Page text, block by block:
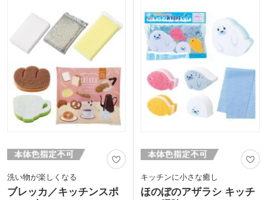
洗い物が楽しくなる
ブレッカ／キッチンスポ
キッチンに小さな癒し
ほのぼのアザラシ キッチ